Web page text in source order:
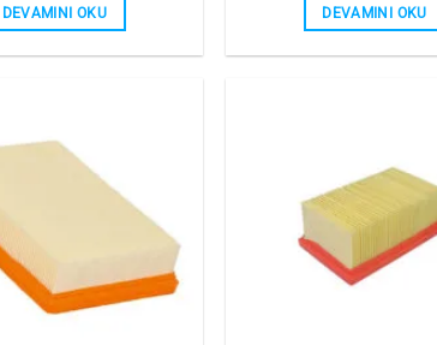
DEVAMINI OKU DEVAMINI OKU